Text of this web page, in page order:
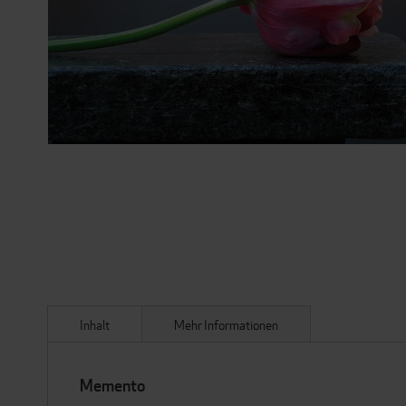
Inhalt
Memento
Mehr Informationen